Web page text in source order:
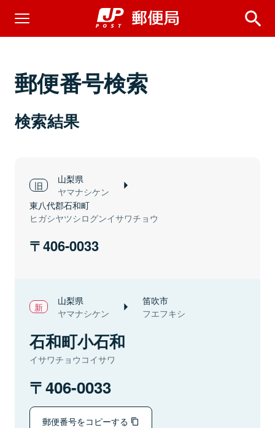
郵便番号検索
検索結果
山梨県
ヤマナシケン
東八代郡石和町
ヒガシヤツシログンイサワチョウ
406-0033
山梨県
ヤマナシケン
笛吹市
フエフキシ
石和町小石和
イサワチョウコイサワ
406-0033
郵便番号をコピーする